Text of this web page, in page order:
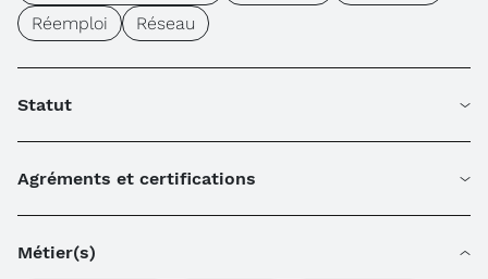
Réemploi
Réseau
Statut
Agréments et certifications
Métier(s)